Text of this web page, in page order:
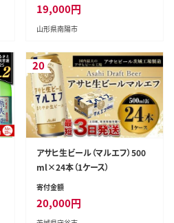
～発送》 『青木農園』 山形県 南
陽市 [2027-R8]
19,000円
山形県南陽市
20
アサヒ生ビール（マルエフ）500
ml×24本（1ケース）
寄付金額
20,000円